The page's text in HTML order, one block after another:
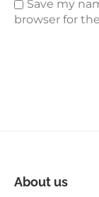
Save my
browser for
About us